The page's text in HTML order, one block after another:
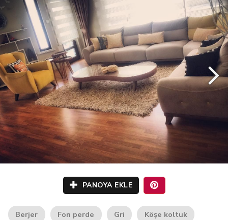
PANOYA EKLE
Berjer Fon perde Gri
Köşe koltuk